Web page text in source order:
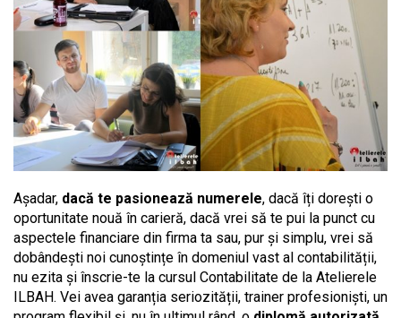
Așadar, dacă te pasionează numerele, dacă îți dorești o
oportunitate nouă în carieră, dacă vrei să te pui la punct cu
aspectele financiare din firma ta sau, pur și simplu, vrei să
dobândești noi cunoștințe în domeniul vast al contabilității,
nu ezita și înscrie-te la cursul Contabilitate de la Atelierele
ILBAH. Vei avea garanția seriozității, trainer profesioniști, un